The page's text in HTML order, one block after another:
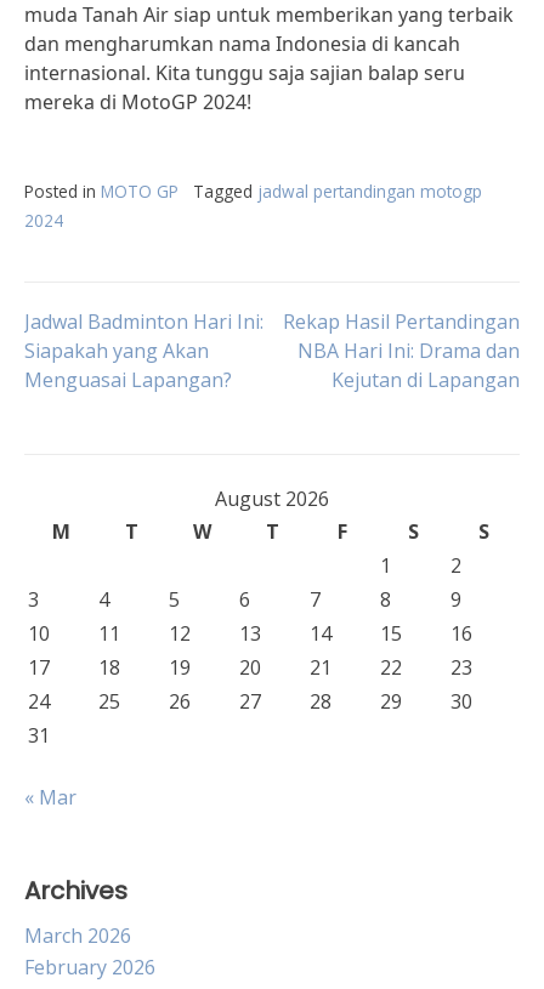
muda Tanah Air siap untuk memberikan yang terbaik
dan mengharumkan nama Indonesia di kancah
internasional. Kita tunggu saja sajian balap seru
mereka di MotoGP 2024!
Posted in MOTO GP Tagged jadwal pertandingan motogp
2024
Post
navigation
Jadwal Badminton Hari Ini:
Siapakah yang Akan
Menguasai Lapangan?
Rekap Hasil Pertandingan
NBA Hari Ini: Drama dan
Kejutan di Lapangan
August 2026
M
T W T F S
S
1
2
3
4 5 6 7 8
9
10
11 12 13 14 15
16
17
18 19 20 21 22
23
24
25 26 27 28 29
30
31
« Mar
Archives
March 2026
February 2026